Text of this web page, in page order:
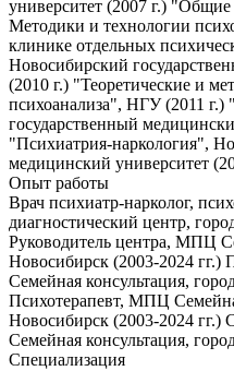
университет (2007 г.)
Методики и технологии
клинике отдельных
Новосибирский
(2010 г.) "Теоретические и
психоанализа", НГУ (2011
государственный
"Психиатрия-наркология",
медицинский университет
Опыт работы
Врач психиатр-нарколог,
диагностический центр,
Руководитель центра, МПЦ
Новосибирск (2003-2024
Семейная консультация,
Психотерапевт, МПЦ
Новосибирск (2003-2024
Семейная консультация,
Специализация